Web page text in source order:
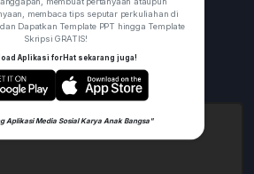
membaca tips seputar perkuliahan di
Dapatkan Template PPT hingga Template
Skripsi GRATIS!
Aplikasi forHat sekarang juga!
Aplikasi Media Sosial Karya Anak Bangsa"